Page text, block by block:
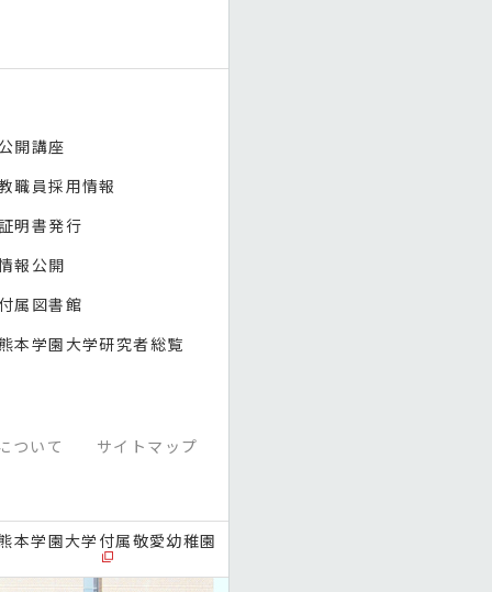
開講座
職員採用情報
明書発行
報公開
属図書館
本学園大学研究者総覧
ついて サイトマップ
本学園大学付属敬愛幼稚園